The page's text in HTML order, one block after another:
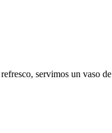
servimos un vaso de